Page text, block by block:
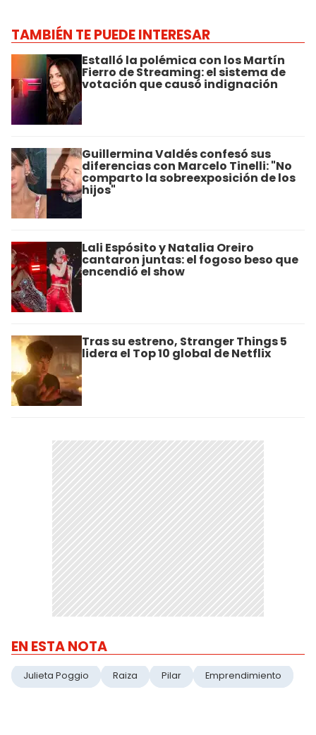
TAMBIÉN TE PUEDE INTERESAR
Estalló la polémica con los Martín
Fierro de Streaming: el sistema de
votación que causó indignación
Guillermina Valdés confesó sus
diferencias con Marcelo Tinelli: "No
comparto la sobreexposición de los
hijos"
Lali Espósito y Natalia Oreiro
cantaron juntas: el fogoso beso que
encendió el show
Tras su estreno, Stranger Things 5
lidera el Top 10 global de Netflix
EN ESTA NOTA
Julieta Poggio Raiza Pilar Emprendimiento